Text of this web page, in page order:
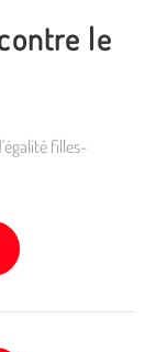
le
filles-